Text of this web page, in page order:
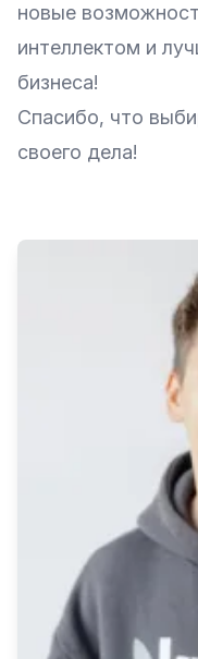
новые
интеллектом и
бизнеса!
Спасибо, что
своего дела!